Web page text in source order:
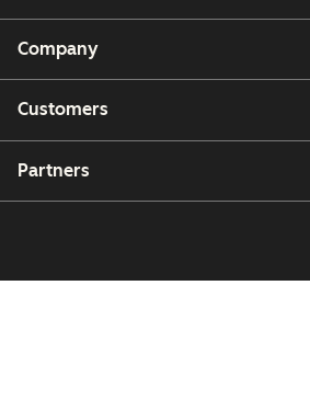
Company
Customers
Partners